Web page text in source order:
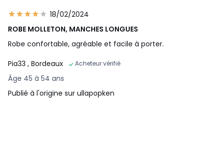
18/02/2024
ROBE MOLLETON, MANCHES LONGUES
Robe confortable, agréable et facile à porter.
Pia33 , Bordeaux Acheteur vérifié
Âge 45 à 54 ans
Publié à l'origine sur ullapopken